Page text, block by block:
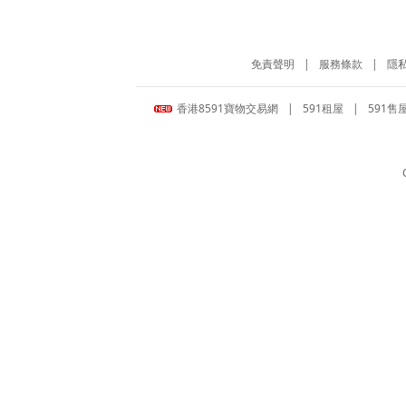
免責聲明 | 服務條款 | 隱
香港8591寶物交易網 | 591租屋 | 591售